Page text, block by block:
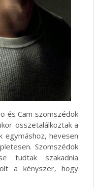
és Cam szomszédok
összetalálkoztak a
egymáshoz, hevesen
Szomszédok
tudtak szakadnia
a kényszer, hogy